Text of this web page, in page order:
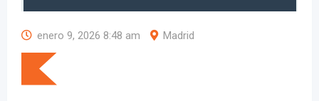
enero 9, 2026 8:48 am Madrid